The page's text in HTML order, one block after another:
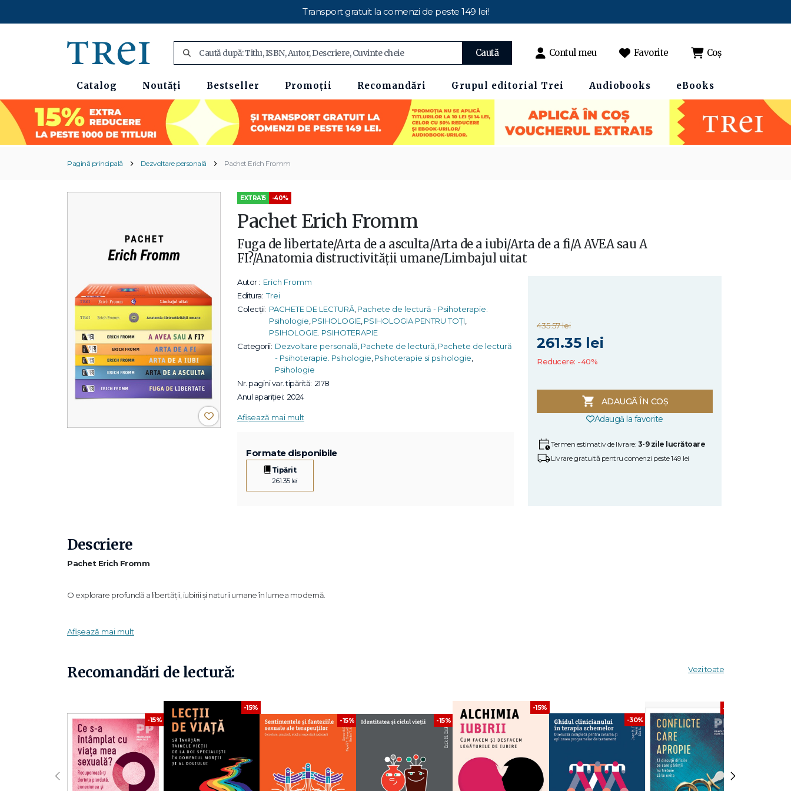
Transport gratuit la comenzi de peste 149 lei!
Caută Contul meu Favorite Coș
Catalog Noutăți Bestseller Promoții Recomandări Grupul editorial Trei Audiobooks eBooks
Pagină principală Dezvoltare personală Pachet Erich Fromm
EXTRA15 -40%
Pachet Erich Fromm
Fuga de libertate/Arta de a asculta/Arta de a iubi/Arta de a fi/A AVEA sau A
FI?/Anatomia distructivităţii umane/Limbajul uitat
Autor : Erich Fromm
Editura: Trei
Colecții: PACHETE DE LECTURĂ, Pachete de lectură - Psihoterapie.
Psihologie PSIHOLOGIE, PSIHOLOGIA PENTRU TOȚI
PSIHOLOGIE. PSIHOTERAPIE
Categorii: Dezvoltare personală Pachete de lectură Pachete de lectură
- Psihoterapie. Psihologie Psihoterapie si psihologie
Psihologie
Nr. pagini var. tipărită: 2178
Anul apariției: 2024
Afișează mai mult
Formate disponibile
Tipărit
261.35 lei
435.57 lei
261.35 lei
Reducere: -40%
ADAUGĂ ÎN COȘ
Adaugă la favorite
Termen estimativ de livrare: 3-9 zile lucrătoare
Livrare gratuită pentru comenzi peste 149 lei
Descriere
Pachet Erich Fromm
O explorare profundă a libertății, iubirii și naturii umane în lumea modernă.
Acest pachet reunește lucrările esențiale ale lui Erich Fromm, unul dintre cei mai influenți gânditori ai psihologiei umaniste și psihanalizei
moderne.
O colecție fundamentală pentru cei interesați de psihologie, filosofie și înțelegerea profundă a condiției umane.
Fuga de libertate — Erich Fromm
O analiză clasică a modului în care oamenii evită libertatea și responsabilitatea personală.
Arta de a asculta — Erich Fromm
Afișează mai mult
Recomandări de lectură: Vezi toate
-15%
-15%
-15% -15%
-15%
-30%
-30%
‹ ›